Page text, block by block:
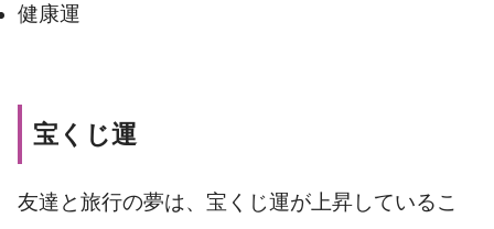
健康運
宝くじ運
友達と旅行の夢は、宝くじ運が上昇しているこ